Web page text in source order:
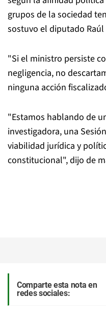
grupos de la sociedad
sostuvo el diputado
"Si el ministro persiste
negligencia, no
ninguna acción
"Estamos hablando de
investigadora, una
viabilidad jurídica y
constitucional", dijo de
Comparte esta nota en
redes sociales: